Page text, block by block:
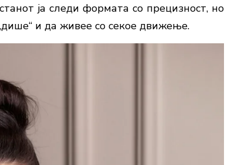
ја следи формата со прецизност, но
и да живее со секое движење.